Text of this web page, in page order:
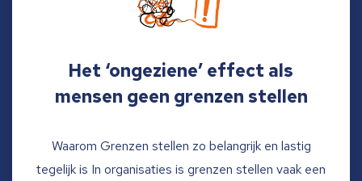
Het ‘ongeziene’ effect als
mensen geen grenzen stellen
Waarom Grenzen stellen zo belangrijk en lastig
tegelijk is In organisaties is grenzen stellen vaak een